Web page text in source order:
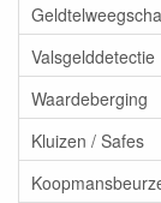
Valsgelddetectie
Waardeberging
Kluizen / Safes